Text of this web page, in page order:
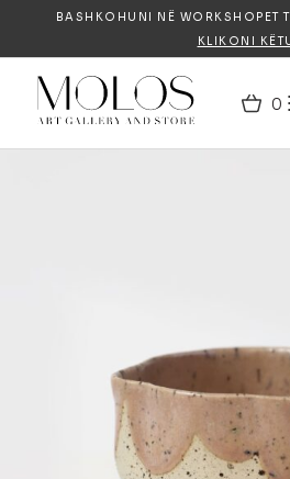
BASHKOHUNI NË WORKSHOPET
KLIKONI